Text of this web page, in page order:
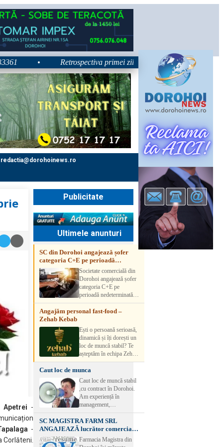
Retrospectiva primei zile la Zilele Nordului 2026:
redactia@dorohoinews.ro
Apetrei -
-
Publicitate
Ultimele anunturi
SC din Dorohoi angajează șofer
categoria C+E pe perioadă
nedeterminatăSocietate comercială din
Dorohoi angajează șofer
categoria C+E pe
perioadă nedeterminată.
Candidatul trebuie să
aibă experiență și atestat
detalii, vă rog să sunați la
numărul de telefon.
Angajăm personal fast-food –
Zehab Kebab
Ești o persoană serioasă,
dinamică și îți dorești un
loc de muncă stabil? Te
așteptăm în echipa Zehab
Kebab! Posturi
disponibile: -
SHAORMAR AJUTOR
BUCATAR 2/posturi -
LUCRATOR
COMERCIAL
VANZATOR /2 posturi
OFERIM : Contract de
muncă Program flexibil
Salariu motivant, în
funcție de experienț
Caut loc de munca
Caut loc de muncă stabil
,cu contract în Dorohoi.
Am experiență în
management,
contabilitate, ospătărie .
Rog seriozitate
SC MAGISTRA FARM SRL
ANGAJEAZĂ lucrător comercial –
DOROHOI
Farmacia Magistra din